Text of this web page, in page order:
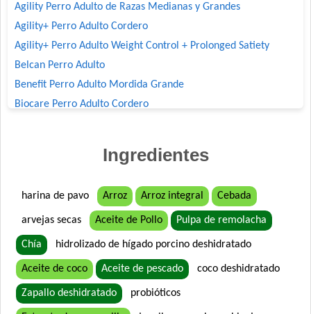
Agility Perro Adulto de Razas Medianas y Grandes
Agility+ Perro Adulto Cordero
Agility+ Perro Adulto Weight Control + Prolonged Satiety
Belcan Perro Adulto
Benefit Perro Adulto Mordida Grande
Biocare Perro Adulto Cordero
Bonelo Perro Adulto de Razas Medianas y Grandes
Brio Perro Adulto
Cacique Nahuel Perro Adulto
Can Active Perro Adulto Mordida Grande
Capitán Perro Adulto
Cari Amici Perro Adulto Carne, Pollo y Vegetales
Cari Amici Perro Sabor Carnes Argentinas
Ingredientes
harina de pavo Arroz Arroz integral Cebada
arvejas secas Aceite de Pollo Pulpa de remolacha
Chía hidrolizado de hígado porcino deshidratado
Aceite de coco Aceite de pescado coco deshidratado
Zapallo deshidratado probióticos